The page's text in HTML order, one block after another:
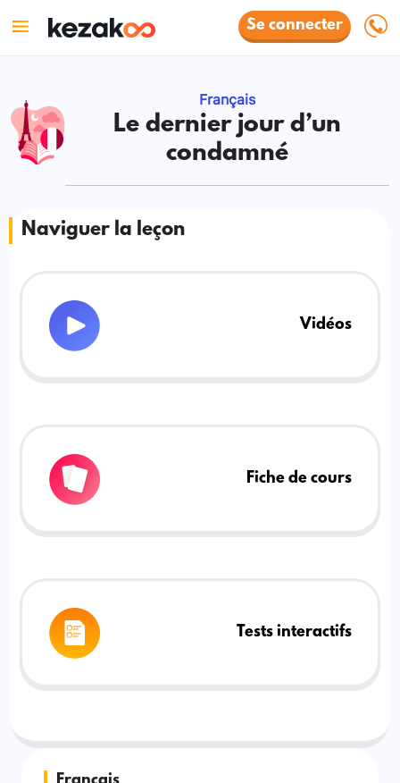
Se connecter
Français
Le dernier jour d’un
condamné
Naviguer la leçon
Vidéos
Fiche de cours
Tests interactifs